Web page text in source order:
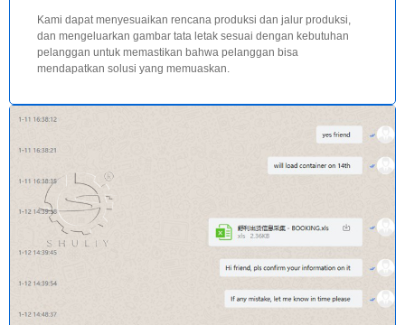
Kami dapat menyesuaikan rencana produksi dan jalur produksi,
dan mengeluarkan gambar tata letak sesuai dengan kebutuhan
pelanggan untuk memastikan bahwa pelanggan bisa
mendapatkan solusi yang memuaskan.